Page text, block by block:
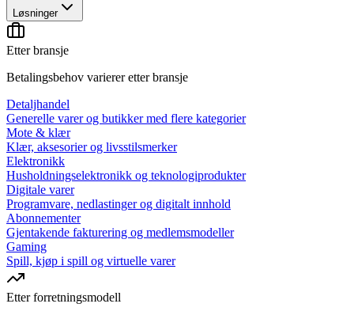
Løsninger
Etter bransje
Betalingsbehov varierer etter bransje
Detaljhandel
Generelle varer og butikker med flere kategorier
Mote & klær
Klær, aksesorier og livsstilsmerker
Elektronikk
Husholdningselektronikk og teknologiprodukter
Digitale varer
Programvare, nedlastinger og digitalt innhold
Abonnementer
Gjentakende fakturering og medlemsmodeller
Gaming
Spill, kjøp i spill og virtuelle varer
Etter forretningsmodell